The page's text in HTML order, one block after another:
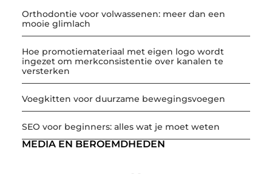
Orthodontie voor volwassenen: meer dan een
mooie glimlach
Hoe promotiemateriaal met eigen logo wordt
ingezet om merkconsistentie over kanalen te
versterken
Voegkitten voor duurzame bewegingsvoegen
SEO voor beginners: alles wat je moet weten
MEDIA EN BEROEMDHEDEN